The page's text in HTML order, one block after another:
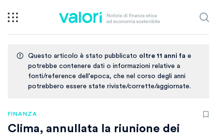
Questo articolo è stato pubblicato oltre 11 anni fa e
potrebbe contenere dati o informazioni relative a
fonti/reference dell'epoca, che nel corso degli anni
potrebbero essere state riviste/corrette/aggiornate.
FINANZA
Clima, annullata la riunione dei